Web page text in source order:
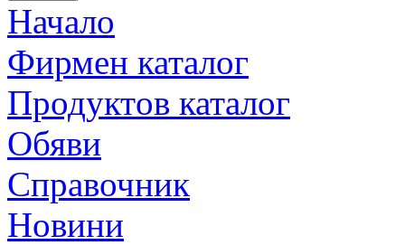
Начало
Фирмен каталог
Продуктoв каталог
Обяви
Справочник
Новини